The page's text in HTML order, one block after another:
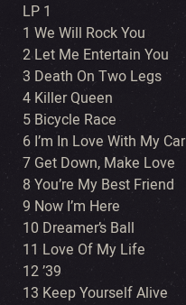
LP 1
1 We Will Rock You
2 Let Me Entertain You
3 Death On Two Legs
4 Killer Queen
5 Bicycle Race
6 I’m In Love With My Car
7 Get Down, Make Love
8 You’re My Best Friend
9 Now I’m Here
10 Dreamer’s Ball
11 Love Of My Life
12 ’39
13 Keep Yourself Alive